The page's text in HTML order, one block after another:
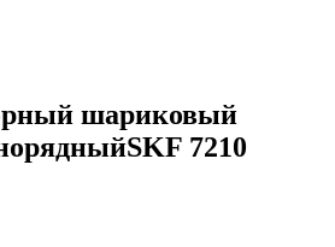
шариковый
7210